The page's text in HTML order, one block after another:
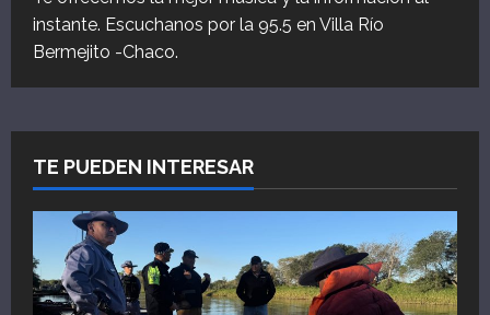
instante. Escuchanos por la 95.5 en Villa Río
Bermejito -Chaco.
TE PUEDEN INTERESAR